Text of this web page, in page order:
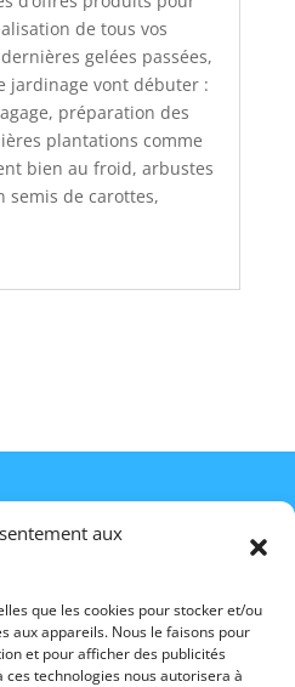
aux
que les cookies pour stocker et/ou
aux appareils. Nous le faisons pour
et pour afficher des publicités
technologies nous autorisera à
de tous vos
gelées passées,
jardinage vont débuter :
préparation des
plantations comme
bien au froid, arbustes
de carottes,